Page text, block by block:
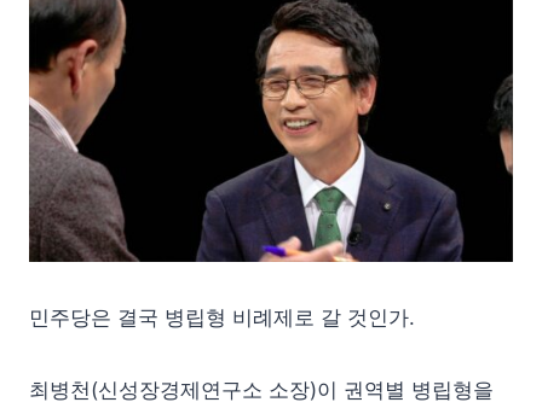
민주당은 결국 병립형 비례제로 갈 것인가.
최병천(신성장경제연구소 소장)이 권역별 병립형을